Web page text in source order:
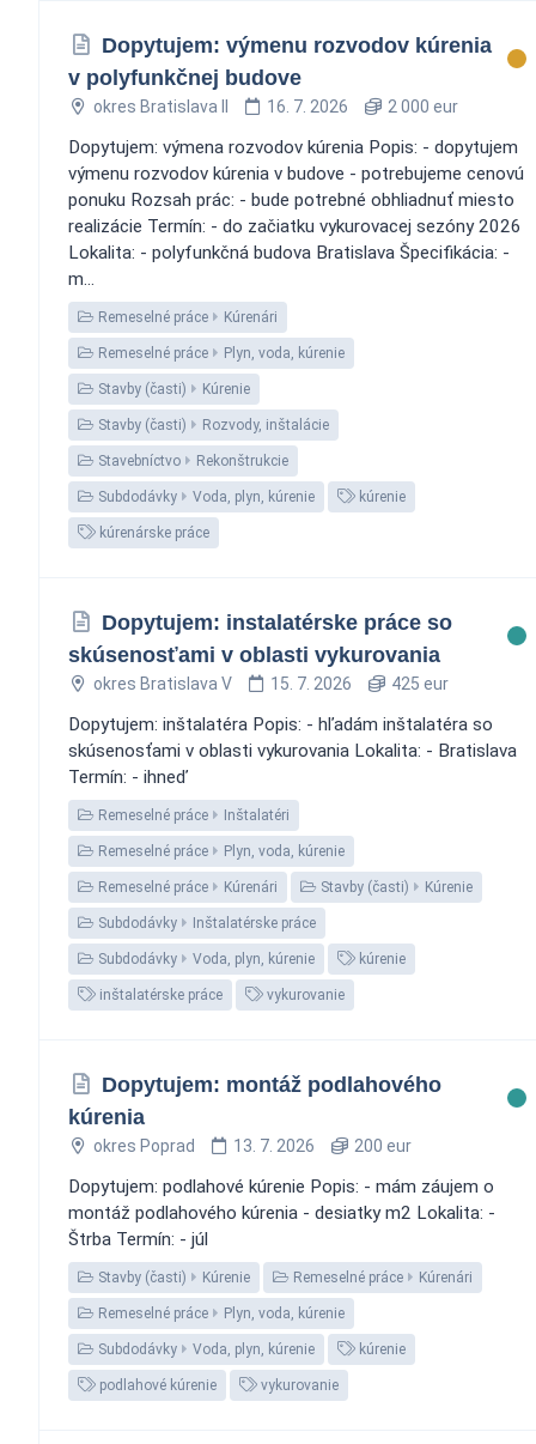
Dopytujem: výmenu rozvodov kúrenia
v polyfunkčnej budove
okres Bratislava II 16. 7. 2026 2 000 eur
Dopytujem: výmena rozvodov kúrenia Popis: - dopytujem
výmenu rozvodov kúrenia v budove - potrebujeme cenovú
ponuku Rozsah prác: - bude potrebné obhliadnuť miesto
realizácie Termín: - do začiatku vykurovacej sezóny 2026
Lokalita: - polyfunkčná budova Bratislava Špecifikácia: -
m...
Remeselné práce Kúrenári
Remeselné práce Plyn, voda, kúrenie
Stavby (časti) Kúrenie
Stavby (časti) Rozvody, inštalácie
Stavebníctvo Rekonštrukcie
Subdodávky Voda, plyn, kúrenie kúrenie
kúrenárske práce
Dopytujem: instalatérske práce so
skúsenosťami v oblasti vykurovania
okres Bratislava V 15. 7. 2026 425 eur
Dopytujem: inštalatéra Popis: - hľadám inštalatéra so
skúsenosťami v oblasti vykurovania Lokalita: - Bratislava
Termín: - ihneď
Remeselné práce Inštalatéri
Remeselné práce Plyn, voda, kúrenie
Remeselné práce Kúrenári Stavby (časti) Kúrenie
Subdodávky Inštalatérske práce
Subdodávky Voda, plyn, kúrenie kúrenie
inštalatérske práce vykurovanie
Dopytujem: montáž podlahového
kúrenia
okres Poprad 13. 7. 2026 200 eur
Dopytujem: podlahové kúrenie Popis: - mám záujem o
montáž podlahového kúrenia - desiatky m2 Lokalita: -
Štrba Termín: - júl
Stavby (časti) Kúrenie Remeselné práce Kúrenári
Remeselné práce Plyn, voda, kúrenie
Subdodávky Voda, plyn, kúrenie kúrenie
podlahové kúrenie vykurovanie